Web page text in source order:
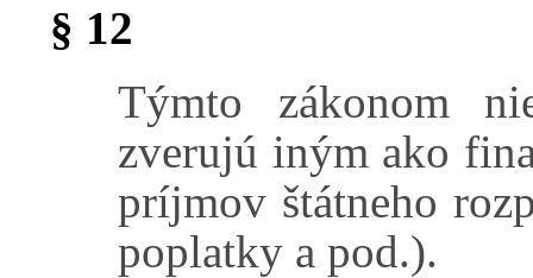
§ 12
Týmto zákonom
zverujú iným ako
príjmov štátneho
poplatky a pod.).